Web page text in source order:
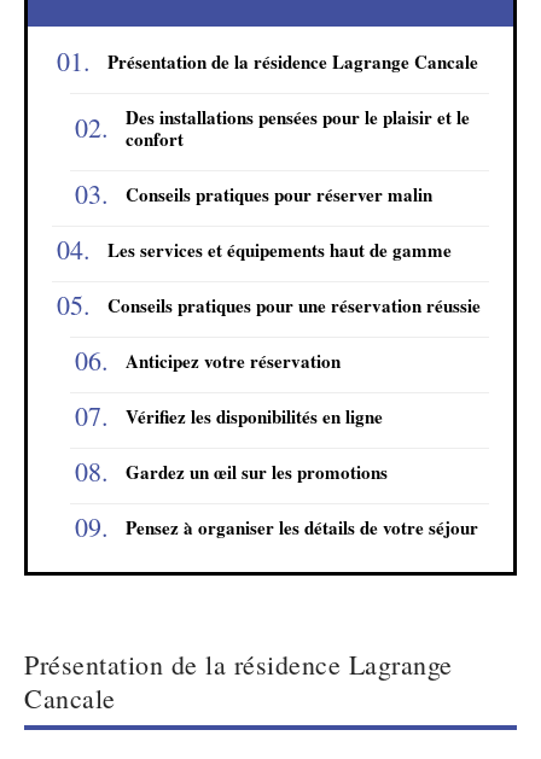
Présentation de la résidence Lagrange Cancale
Des installations pensées pour le plaisir et le
confort
Conseils pratiques pour réserver malin
Les services et équipements haut de gamme
Conseils pratiques pour une réservation réussie
Anticipez votre réservation
Vérifiez les disponibilités en ligne
Gardez un œil sur les promotions
Pensez à organiser les détails de votre séjour
Présentation de la résidence Lagrange
Cancale